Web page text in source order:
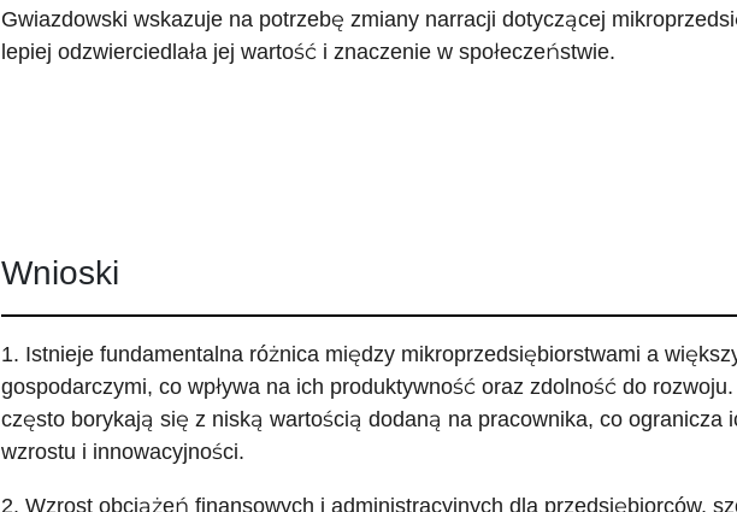
Gwiazdowski wskazuje na potrzebę zmiany narracji dotyczącej
lepiej odzwierciedlała jej wartość i znaczenie w społeczeństwie.
Wnioski
1. Istnieje fundamentalna różnica między mikroprzedsiębiorstwami a
gospodarczymi, co wpływa na ich produktywność oraz zdolność do
często borykają się z niską wartością dodaną na pracownika, co ogranicza
wzrostu i innowacyjności.
2. Wzrost obciążeń finansowych i administracyjnych dla przedsiębiorców,